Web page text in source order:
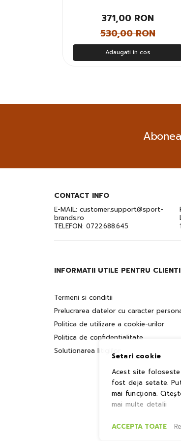
371,00 RON
530,00 RON
Adaugati in cos
CONTACT INFO
E-MAIL: customer.support@sport-
brands.ro
TELEFON: 0722.688.645
INFORMATII UTILE PENTRU CLIENTI
Termeni si conditii
Prelucrarea datelor cu caracter
Politica de utilizare a cookie-urilor
Politica de confidentialitate
Solutionarea litigiilor
Setari cookie
Acest site
fost deja setate.
mai funcționa.
mai multe detalii
ACCEPTA TOATE